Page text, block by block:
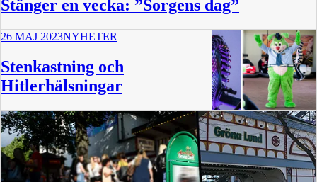
Stänger en vecka: ”Sorgens dag”
26 MAJ 2023NYHETER
Stenkastning och
Hitlerhälsningar